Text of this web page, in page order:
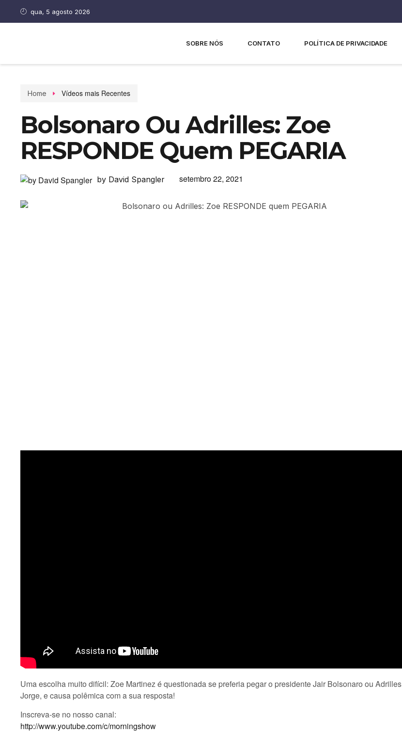
qua, 5 agosto 2026
SOBRE NÓS CONTATO POLÍTICA DE PRIVACIDADE
Home Vídeos mais Recentes
Bolsonaro Ou Adrilles: Zoe
RESPONDE Quem PEGARIA
by David Spangler setembro 22, 2021
Uma escolha muito difícil: Zoe Martinez é questionada se preferia pegar o presidente Jair Bolsonaro ou Adrilles
Jorge, e causa polêmica com a sua resposta!
Inscreva-se no nosso canal:
http://www.youtube.com/c/morningshow